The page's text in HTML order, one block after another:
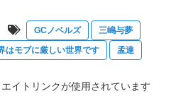
GCノベルズ
三嶋与夢
はモブに厳しい世界です
孟達
イトリンクが使用されています